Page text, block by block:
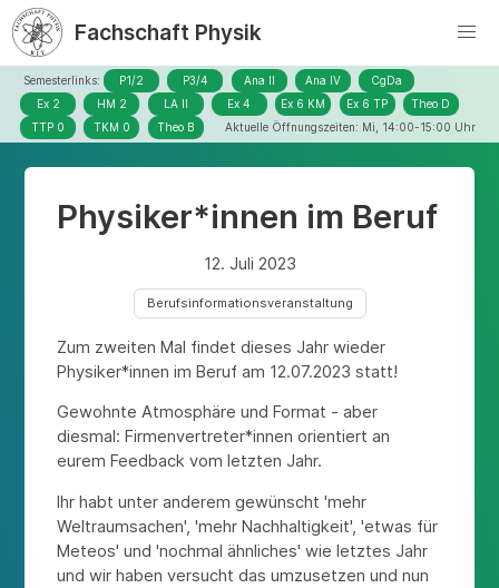
Fachschaft Physik
Semesterlinks: P1/2 P3/4 Ana II Ana IV
CgDa
Ex 2
HM 2 LA II Ex 4 Ex 6 KM Ex 6 TP
Theo D
TTP 0
TKM 0 Theo B Aktuelle Öffnungszeiten: Mi, 14:00-15:00 Uhr
Physiker*innen im Beruf
12. Juli 2023
Berufsinformationsveranstaltung
Zum zweiten Mal findet dieses Jahr wieder
Physiker*innen im Beruf am 12.07.2023 statt!
Gewohnte Atmosphäre und Format - aber
diesmal: Firmenvertreter*innen orientiert an
eurem Feedback vom letzten Jahr.
Ihr habt unter anderem gewünscht 'mehr
Weltraumsachen', 'mehr Nachhaltigkeit', 'etwas für
Meteos' und 'nochmal ähnliches' wie letztes Jahr
und wir haben versucht das umzusetzen und nun